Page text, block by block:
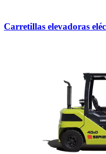
Carretillas elevadoras